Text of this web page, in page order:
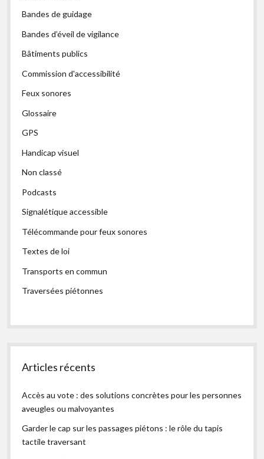
Bandes de guidage
Bandes d’éveil de vigilance
Bâtiments publics
Commission d'accessibilité
Feux sonores
Glossaire
GPS
Handicap visuel
Non classé
Podcasts
Signalétique accessible
Télécommande pour feux sonores
Textes de loi
Transports en commun
Traversées piétonnes
Articles récents
Accès au vote : des solutions concrètes pour les personnes
aveugles ou malvoyantes
Garder le cap sur les passages piétons : le rôle du tapis
tactile traversant